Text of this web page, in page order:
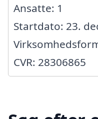
Ansatte: 1
Startdato: 23.
CVR: 28306865